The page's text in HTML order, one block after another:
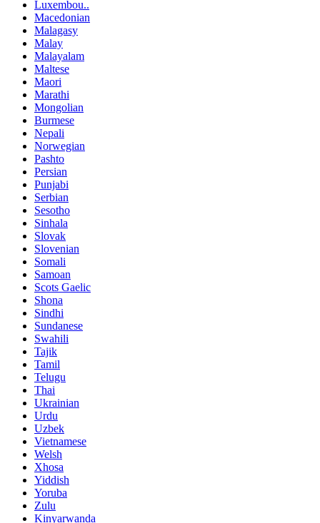
Luxembou..
Macedonian
Malagasy
Malay
Malayalam
Maltese
Maori
Marathi
Mongolian
Burmese
Nepali
Norwegian
Pashto
Persian
Punjabi
Serbian
Sesotho
Sinhala
Slovak
Slovenian
Somali
Samoan
Scots Gaelic
Shona
Sindhi
Sundanese
Swahili
Tajik
Tamil
Telugu
Thai
Ukrainian
Urdu
Uzbek
Vietnamese
Welsh
Xhosa
Yiddish
Yoruba
Zulu
Kinyarwanda